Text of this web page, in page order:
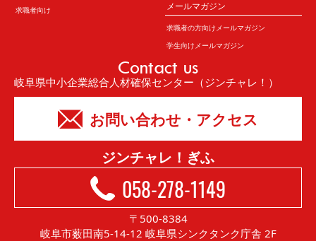
求職者向け メールマガジン
求職者の方向けメールマガジン
学生向けメールマガジン
Contact us
岐阜県中小企業総合人材確保センター（ジンチャレ！）
お問い合わせ・アクセス
ジンチャレ！ぎふ
058-278-1149
〒500-8384
岐阜市薮田南5-14-12 岐阜県シンクタンク庁舎 2F